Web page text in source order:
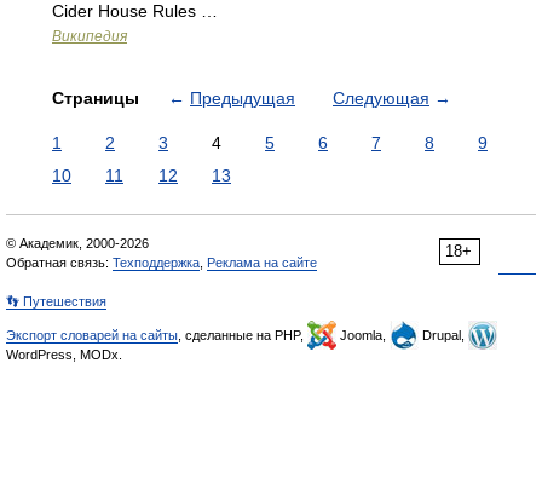
Cider House Rules …
Википедия
Страницы ← Предыдущая Следующая →
1 2 3 4 5 6 7 8
9
10
11 12 13
18+
© Академик, 2000-2026
Обратная связь: Техподдержка Реклама на сайте
👣 Путешествия
Экспорт словарей на сайты , сделанные на PHP, Joomla,
Drupal,
WordPress, MODx.